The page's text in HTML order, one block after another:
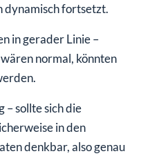
dynamisch fortsetzt.
in gerader Linie –
normal, könnten
– sollte sich die
in den
denkbar, also genau